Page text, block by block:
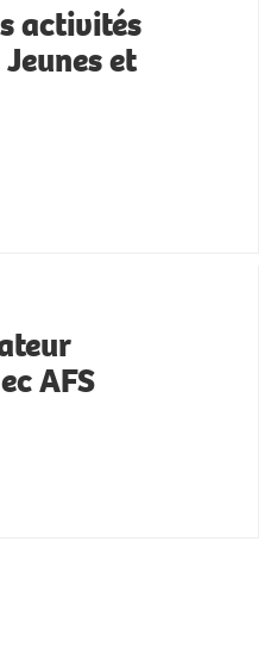
activités
et
AFS